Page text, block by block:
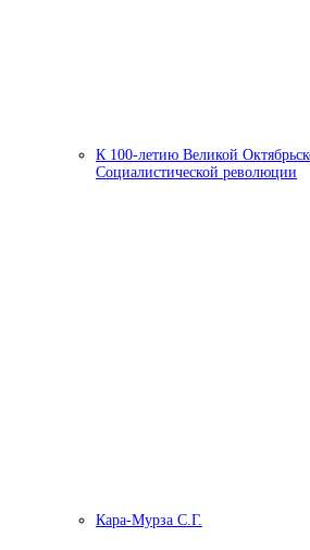
К 100-летию Великой
Социалистической революции
Кара-Мурза С.Г.